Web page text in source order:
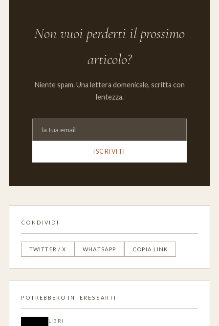
Non vuoi perderti il prossimo
articolo?
Niente spam. Una lettera domenicale, scritta con
lentezza.
ISCRIVITI
CONDIVIDI
TWITTER / X WHATSAPP COPIA LINK
POTREBBERO INTERESSARTI
LIBRI